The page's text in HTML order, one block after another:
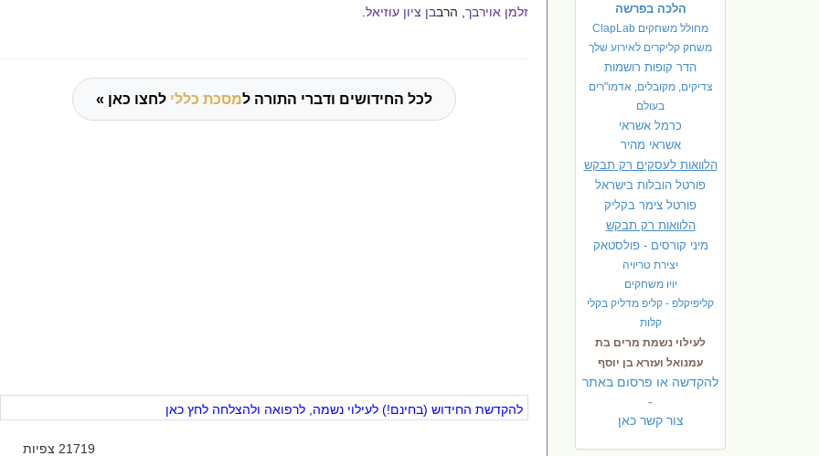
הלכה בפרשה
מחולל משחקים ClapLab
משחק קליקרים לאירוע שלך
הדר קופות רושמות
צדיקים, מקובלים, אדמו"רים
בעולם
כרמל אשראי
אשראי מהיר
הלוואות לעסקים רק תבקש
פורטל הובלות בישראל
פורטל צימר בקליק
הלוואות רק תבקש
מיני קורסים - פולסטאק
יצירת טריויה
יויו משחקים
קליפיקלפ - קליפ מדליק בקלי
קלות
לעילוי נשמת מרים בת
עמנואל ועזרא בן יוסף
להקדשה או פרסום באתר
-
צור קשר כאן
זלמן אוירבך , הרבבן ציון עוזיאל
לכל החידושים ודברי התורה למסכת כללי לחצו כאן »
להקדשת החידוש (בחינם!) לעילוי נשמה, לרפואה ולהצלחה לחץ כאן
21719 צפיות